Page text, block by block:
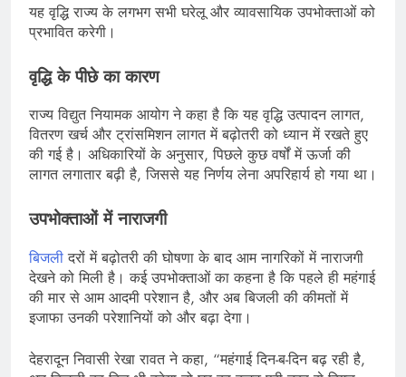
यह वृद्धि राज्य के लगभग सभी घरेलू और व्यावसायिक उपभोक्ताओं को
प्रभावित करेगी।
वृद्धि के पीछे का कारण
राज्य विद्युत नियामक आयोग ने कहा है कि यह वृद्धि उत्पादन लागत,
वितरण खर्च और ट्रांसमिशन लागत में बढ़ोतरी को ध्यान में रखते हुए
की गई है। अधिकारियों के अनुसार, पिछले कुछ वर्षों में ऊर्जा की
लागत लगातार बढ़ी है, जिससे यह निर्णय लेना अपरिहार्य हो गया था।
उपभोक्ताओं में नाराजगी
बिजलीदरों में बढ़ोतरी की घोषणा के बाद आम नागरिकों में नाराजगी
देखने को मिली है। कई उपभोक्ताओं का कहना है कि पहले ही महंगाई
की मार से आम आदमी परेशान है, और अब बिजली की कीमतों में
इजाफा उनकी परेशानियों को और बढ़ा देगा।
देहरादून निवासी रेखा रावत ने कहा, “महंगाई दिन-ब-दिन बढ़ रही है,